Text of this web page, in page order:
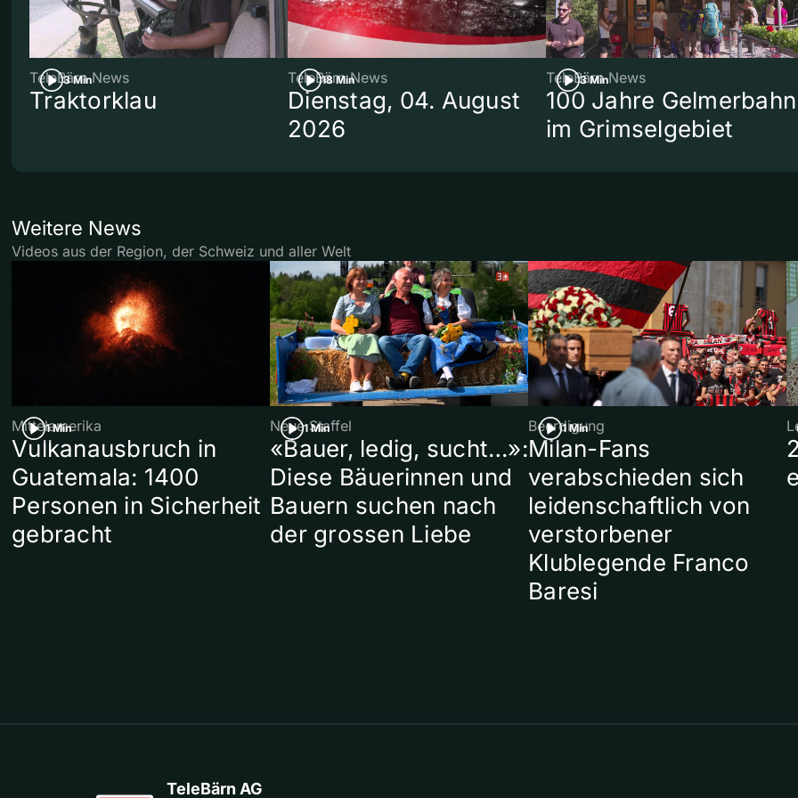
3 Min
TeleBärn News
Traktorklau
18 Min
TeleBärn News
Dienstag, 04. August
2026
3 Min
TeleBärn News
100 Jahre Gelmerbahn
im Grimselgebiet
Weitere News
Videos aus der Region, der Schweiz und aller Welt
1 Min
Mittelamerika
Vulkanausbruch in
Guatemala: 1400
Personen in Sicherheit
gebracht
1 Min
Neue Staffel
«Bauer, ledig, sucht…»:
Diese Bäuerinnen und
Bauern suchen nach
der grossen Liebe
1 Min
Beerdigung
Milan-Fans
verabschieden sich
leidenschaftlich von
verstorbener
Klublegende Franco
Baresi
TeleBärn AG